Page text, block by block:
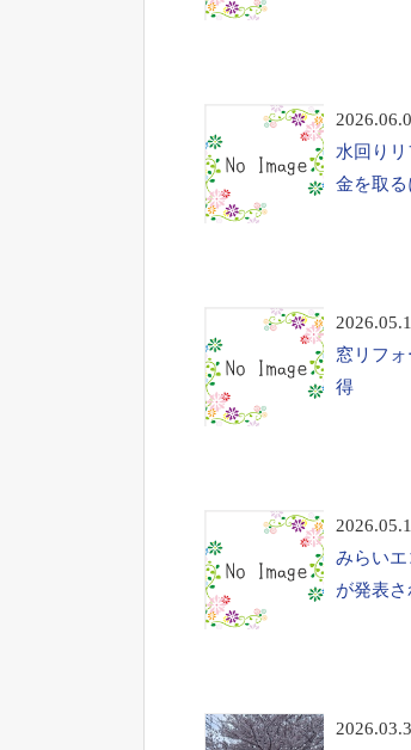
水回り
金を取る
窓リフ
得
みらい
が発表さ